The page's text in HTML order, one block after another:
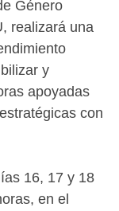
Género
realizará una
y
apoyadas
con
16, 17 y 18
en el